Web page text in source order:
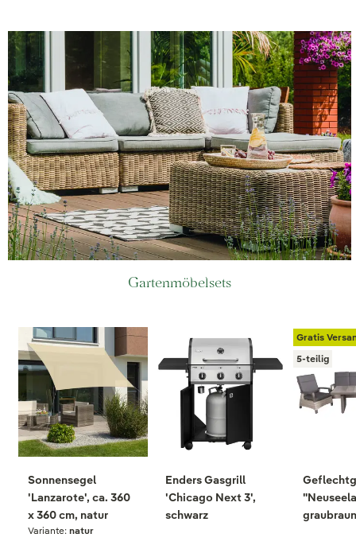
Gartenmöbelsets
Sonnensegel
'Lanzarote', ca. 360
x 360 cm, natur
Variante: natur
Enders Gasgrill
'Chicago Next 3',
schwarz
Gratis
5-teilig